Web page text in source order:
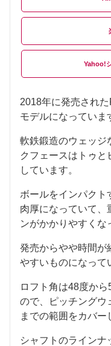
Yahoo!
2018年に発売され
モデルになっていま
軟鉄鍛造のウェッジ
クフェースはトゥと
しています。
ボールをインパクト
肉厚になっていて、
ンがかかりやすくな
発売からやや時間が
やすいものになって
ロフト角は48度か
ので、ピッチングウ
までの範囲をカバー
シャフトのラインナ